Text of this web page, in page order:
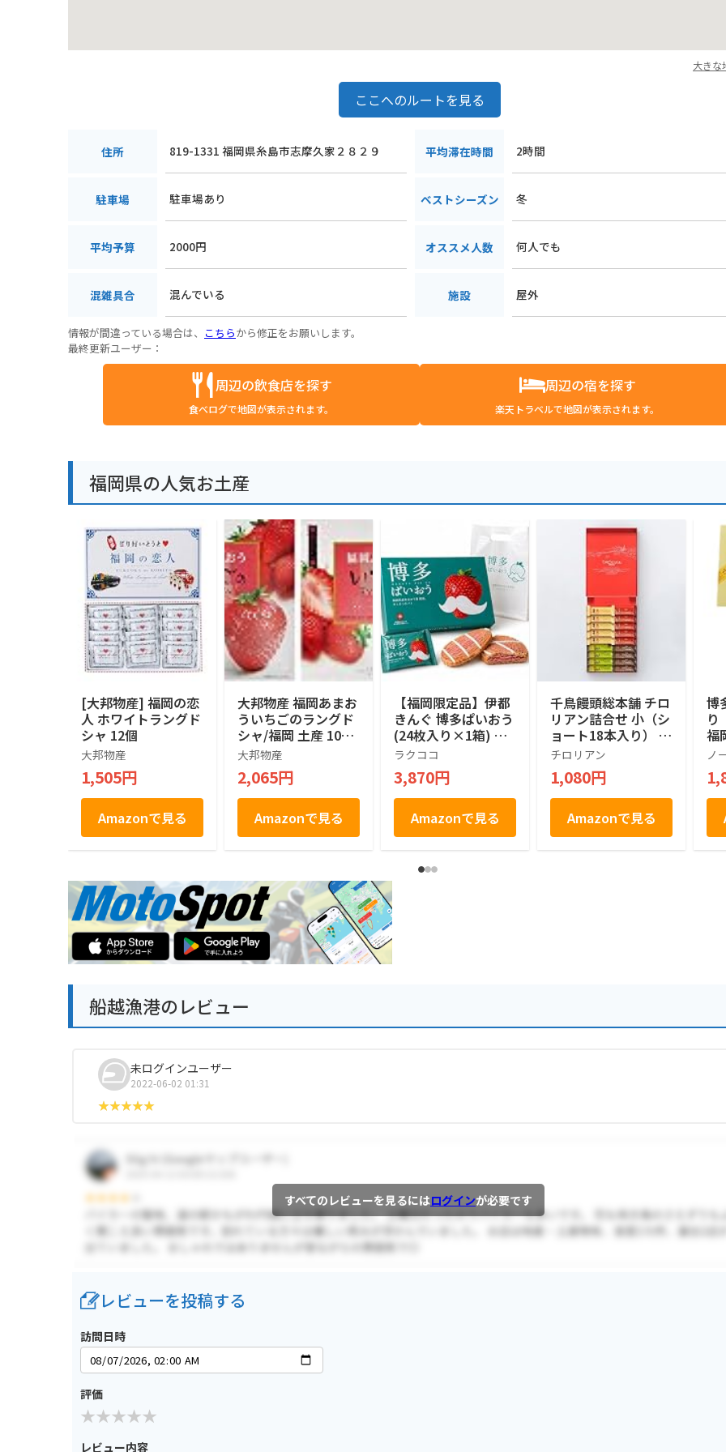
大きな
ここへのルートを見る
住所 819-1331 福岡県糸島市志摩久家２８２９ 平均滞在時間 2時間
駐車場 駐車場あり ベストシーズン 冬
平均予算 2000円 オススメ人数 何人でも
混雑具合 混んでいる 施設 屋外
情報が間違っている場合は、 こちらから修正をお願いします。
最終更新ユーザー：
周辺の飲食店を探す
食べログで地図が表示されます。
周辺の宿を探す
楽天トラベルで地図が表示されます。
福岡県の人気お土産
[大邦物産] 福岡の恋
人 ホワイトラングド
シャ 12個
大邦物産
1,505円
Amazonで見る
大邦物産 福岡あまお
ういちごのラングド
シャ/福岡 土産 10個
×2箱
大邦物産
2,065円
Amazonで見る
【福岡限定品】伊都
きんぐ 博多ぱいおう
(24枚入り×1箱) 福
岡県産あまおう苺使
用 パイ菓子 専用お
みやげ袋付き 福岡土
産 お土産 お取り寄
せ ギフト 贈答用 お
菓子 帰省土産 プレ
ゼント ご挨拶 ラク
ココ厳選
ラクココ
3,870円
Amazonで見る
千鳥饅頭総本舗 チロ
リアン詰合せ 小（シ
ョート18本入り） お
菓子 個包装 小分け
常温 クッキー ギフ
ト ばらまき お祝い
お礼 職場 お土産 手
土産 差し入れ 退職
焼き菓子 お取り寄せ
福岡 有名 千鳥屋
チロリアン
1,080円
Amazonで見る
博
り
福
菓
ノ
船越漁港のレビュー
未ログインユーザー
2022-06-02 01:31
すべてのレビューを見るにはログインが必要です
レビューを投稿する
訪問日時
評価
レビュー内容